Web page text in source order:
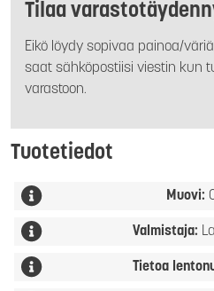
Tilaa
Eikö löydy sopivaa painoa/
saat sähköpostiisi viestin kun
varastoon.
Tuotetiedot
Muovi:
Valmistaja:
Tietoa